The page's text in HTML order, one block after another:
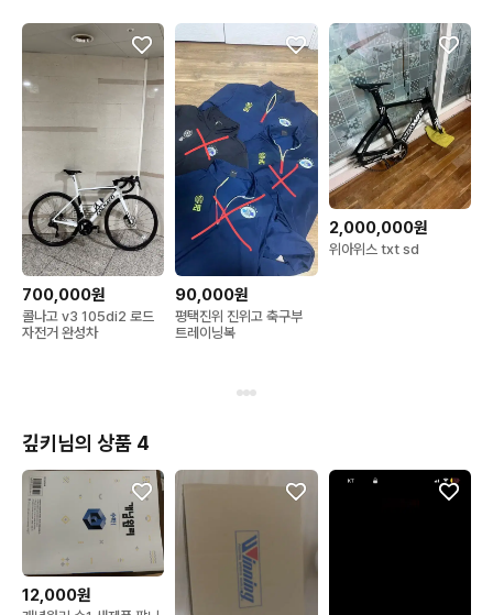
700,000원
콜나고 v3 105di2 로드
자전거 완성차
90,000원
평택진위 진위고 축구부
트레이닝복
2,000,000원
위아위스 txt sd
깊키님의 상품 4
12,000원